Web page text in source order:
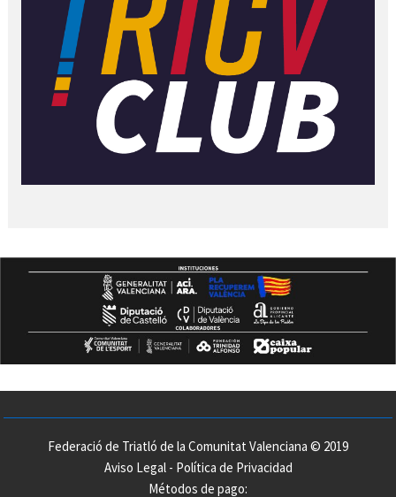
Federació de Triatló de la Comunitat Valenciana © 2019
Aviso Legal- Política de Privacidad
Métodos de pago: